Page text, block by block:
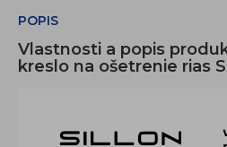
POPIS
Vlastnosti a popis
kreslo na ošetrenie rias